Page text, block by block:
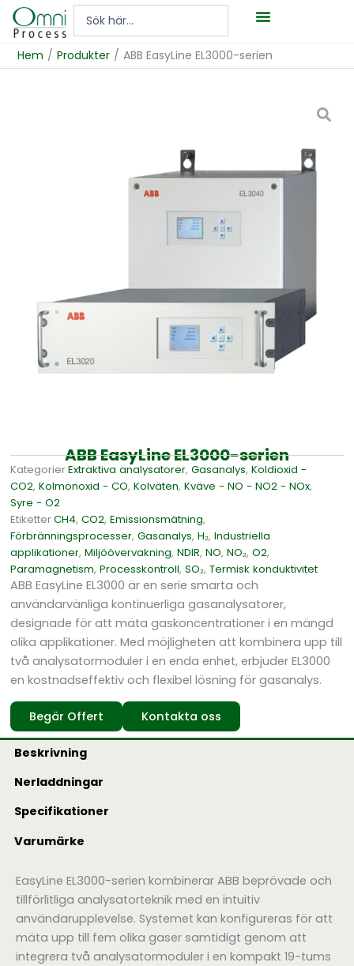
Hoppa
Search
Hem / Produkter / ABB EasyLine EL3000-serien
ABB EasyLine EL3000-serien
KategorierExtraktiva analysatorer,Gasanalys,Koldioxid -
CO2,Kolmonoxid - CO,Kolväten,Kväve - NO - NO2 - NOx,
Syre - O2
EtiketterCH4,CO2,Emissionsmätning,
Förbränningsprocesser,Gasanalys,H₂,Industriella
applikationer,Miljöövervakning,NDIR,NO,NO₂,O2,
Paramagnetism,Processkontroll,SO₂,Termisk konduktivitet
ABB EasyLine EL3000 är en serie smarta och
användarvänliga kontinuerliga gasanalysatorer,
designade för att mäta gaskoncentrationer i en mängd
olika applikationer. Med möjligheten att kombinera upp till
två analysatormoduler i en enda enhet, erbjuder EL3000
en kostnadseffektiv och flexibel lösning för gasanalys.
Begär Offert Kontakta oss
Beskrivning
Nerladdningar
Specifikationer
Varumärke
EasyLine EL3000-serien kombinerar ABB beprövade och
tillförlitliga analysatorteknik med en intuitiv
användarupplevelse. Systemet kan konfigureras för att
mäta upp till fem olika gaser samtidigt genom att
integrera två analysatormoduler i en kompakt 19-tums